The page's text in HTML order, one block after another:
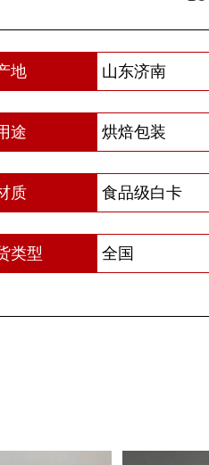
地 山东济南
途 烘焙包装
质 食品级白卡
类型 全国